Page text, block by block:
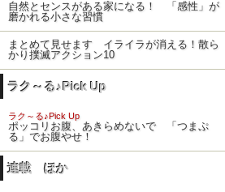
自然とセンスがある家になる！ 「感性」が
磨かれる小さな習慣
まとめて見せます イライラが消える！散ら
かり撲滅アクション10
ラク～る♪Pick Up
ラク～る♪Pick Up
ポッコリお腹、あきらめないで 「つまぷ
る」でお腹やせ！
連載 ほか